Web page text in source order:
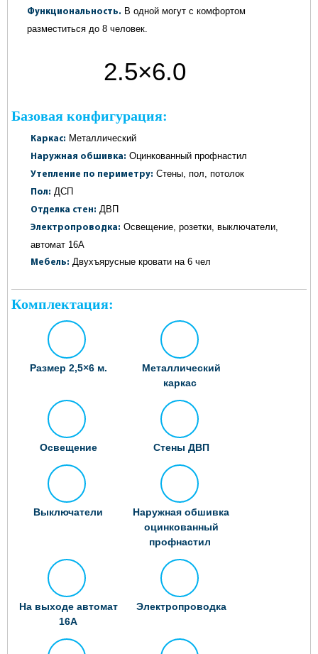
Функциональность. В одной могут с комфортом
разместиться до 8 человек.
2.5×6.0
Базовая конфигурация:
Каркас: Металлический
Наружная обшивка: Оцинкованный профнастил
Утепление по периметру: Стены, пол, потолок
Пол: ДСП
Отделка стен: ДВП
Электропроводка: Освещение, розетки, выключатели,
автомат 16А
Мебель: Двухъярусные кровати на 6 чел
Комплектация:
Размер 2,5×6 м.
Металлический
каркас
Освещение Стены ДВП
Выключатели
Наружная обшивка
оцинкованный
профнастил
На выходе автомат
16А
Электропроводка